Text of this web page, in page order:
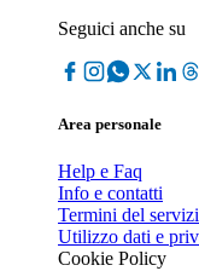
Seguici anche su
Area personale
Help e Faq
Info e contatti
Termini del
Utilizzo dati e
Cookie Policy